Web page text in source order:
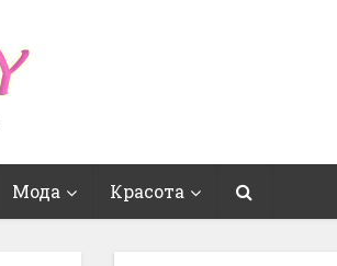
Мода Красота